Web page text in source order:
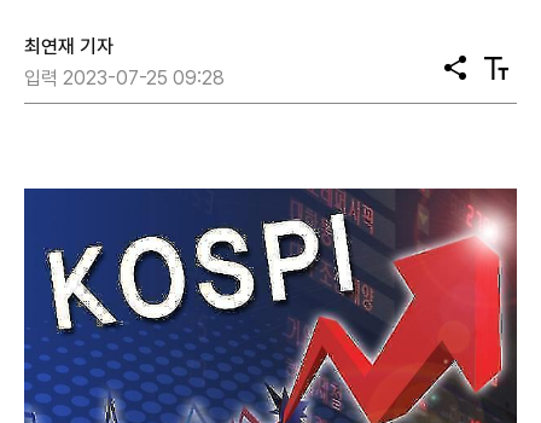
최연재 기자
입력 2023-07-25 09:28
공
유
텍
스